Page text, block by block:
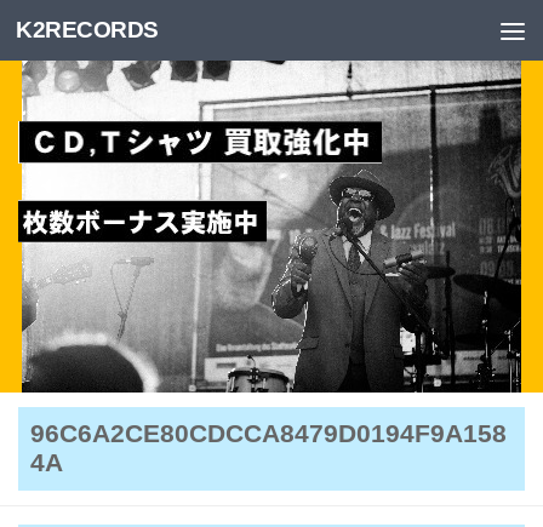
Skip to content
K2RECORDS
96C6A2CE80CDCCA8479D0194F9A158
4A